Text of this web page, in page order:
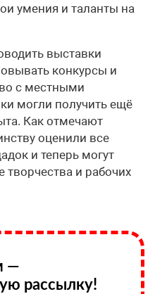
умения и таланты на
выставки
конкурсы и
с местными
могли получить ещё
Как отмечают
оценили все
и теперь могут
творчества и рабочих
—
рассылку!